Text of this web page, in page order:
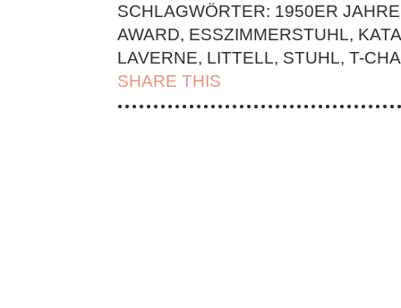
SCHLAGWÖRTER: 1950ER JAHRE
AWARD, ESSZIMMERSTUHL,
LAVERNE, LITTELL, STUHL, T-
SHARE THIS